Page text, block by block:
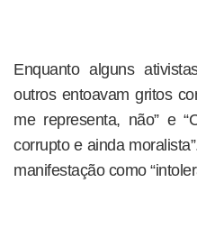
Enquanto alguns
outros entoavam gritos
me representa, não” e
corrupto e ainda
manifestação como